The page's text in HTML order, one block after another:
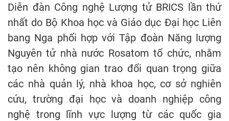
Diễn đàn Công nghệ Lượng tử BRICS lần thứ
nhất do Bộ Khoa học và Giáo dục Đại học Liên
bang Nga phối hợp với Tập đoàn Năng lượng
Nguyên tử nhà nước Rosatom tổ chức, nhằm
tạo nên không gian trao đổi quan trọng giữa
các nhà quản lý, nhà khoa học, cơ sở nghiên
cứu, trường đại học và doanh nghiệp công
nghệ trong lĩnh vực lượng từ các quốc gia